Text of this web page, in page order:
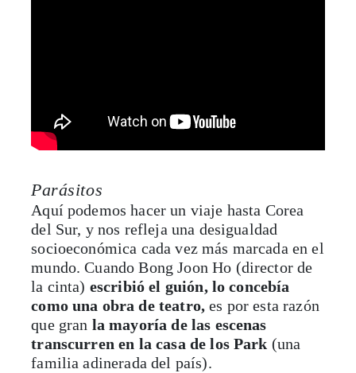
Parásitos
Aquí podemos hacer un viaje hasta Corea
del Sur, y nos refleja una desigualdad
socioeconómica cada vez más marcada en el
mundo. Cuando Bong Joon Ho (director de
la cinta) escribió el guión, lo concebía
como una obra de teatro, es por esta razón
que gran la mayoría de las escenas
transcurren en la casa de los Park (una
familia adinerada del país).